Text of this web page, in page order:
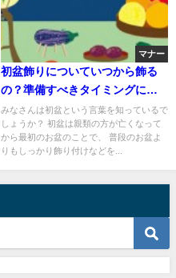
マナー
初盆飾りについていつから飾る
の？準備すべきタイミングにつ
いて
みなさんは初盆という言葉を知っているで
しょうか？ 初盆は親類の方が亡くなって
から最初のお盆のことで、 普段のお盆よ
りもしっかり飾り付けなどを...